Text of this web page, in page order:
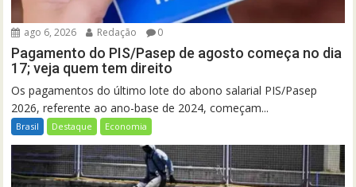
ago 6, 2026 Redação 0
Pagamento do PIS/Pasep de agosto começa no dia
17; veja quem tem direito
Os pagamentos do último lote do abono salarial PIS/Pasep
2026, referente ao ano-base de 2024, começam...
Brasil Destaque Economia